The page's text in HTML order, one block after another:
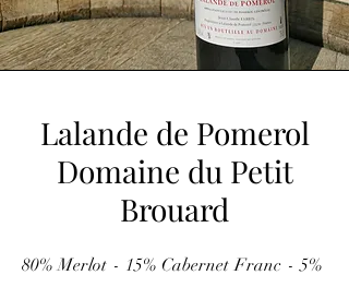
Lalande de Pomerol
Domaine du Petit
Brouard
80% Merlot - 15% Cabernet Franc - 5%